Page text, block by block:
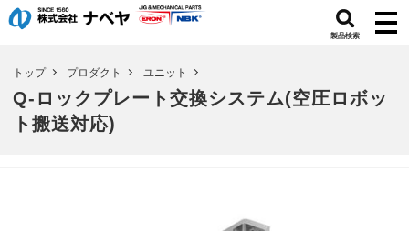
製品検索
トップ プロダクト ユニット
Q-ロックプレート交換システム(空圧ロボッ
ト搬送対応)